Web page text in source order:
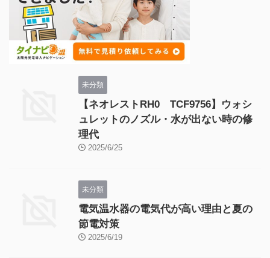
未分類
【ネオレストRH0 TCF9756】ウォシ
ュレットのノズル・水が出ない時の修
理代
2025/6/25
未分類
電気温水器の電気代が高い理由と夏の
節電対策
2025/6/19